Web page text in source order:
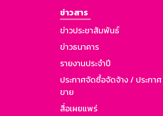
ข่าวสาร
ข่าวประชาสัมพันธ์
ข่าวธนาคาร
รายงานประจำปี
ประกาศจัดซื้อจัดจ้าง / ประกาศ
ขาย
สื่อเผยแพร่